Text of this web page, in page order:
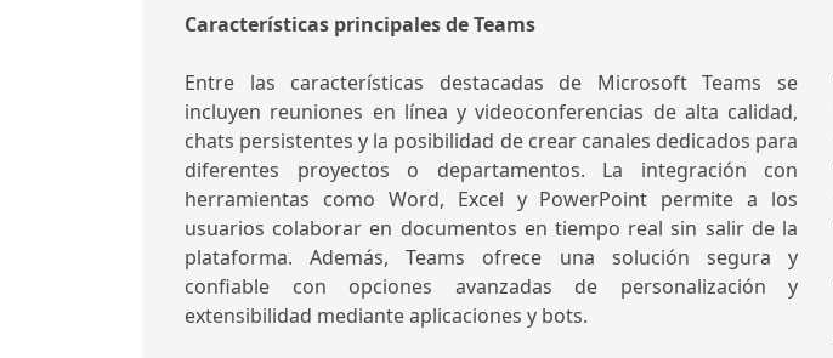
Características principales de Teams
Entre las características destacadas de Microsoft Teams se
incluyen reuniones en línea y videoconferencias de alta calidad,
chats persistentes y la posibilidad de crear canales dedicados para
diferentes proyectos o departamentos. La integración con
herramientas como Word, Excel y PowerPoint permite a los
usuarios colaborar en documentos en tiempo real sin salir de la
plataforma. Además, Teams ofrece una solución segura y
confiable con opciones avanzadas de personalización y
extensibilidad mediante aplicaciones y bots.